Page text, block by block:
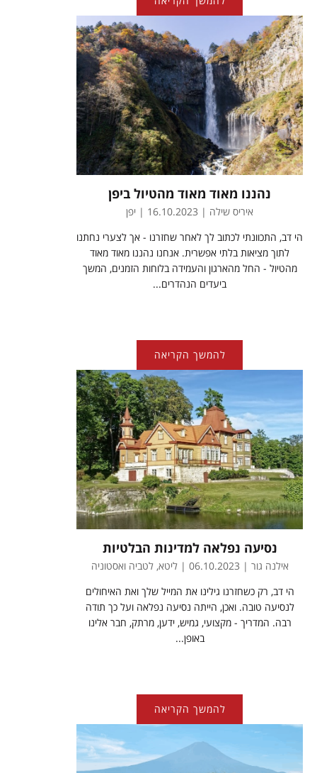
נהננו מאוד מאוד מהטיול ביפן
איריס שילה | 16.10.2023 | יפן
הי דב, התכוונתי לכתוב לך לאחר שחזרנו - אך לצערי נחתנו
לתוך מציאות בלתי אפשרית. אנחנו נהננו מאוד מאוד
מהטיול - החל מהארגון והעמידה בלוחות הזמנים, המשך
ביעדים הנהדרים...
להמשך הקריאה
נסיעה נפלאה למדינות הבלטיות
אילנה גור | 06.10.2023 | ליטא, לטביה ואסטוניה
הי דב, רק כשחזרנו גילינו את המייל שלך ואת האיחולים
לנסיעה טובה. ואכן, הייתה נסיעה נפלאה ועל כך תודה
רבה. המדריך - מקצועי, גמיש, ידען, מרתק, חבר אלינו
באופן...
להמשך הקריאה